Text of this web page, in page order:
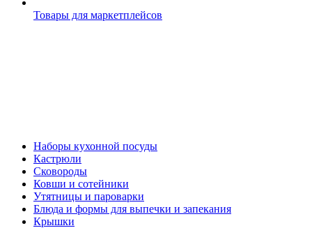
Товары для маркетплейсов
Наборы кухонной посуды
Кастрюли
Сковороды
Ковши и сотейники
Утятницы и пароварки
Блюда и формы для выпечки и запекания
Крышки